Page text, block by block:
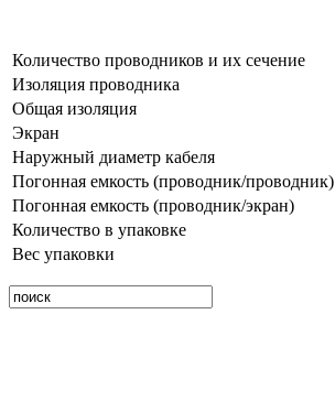
Количество проводников и их сечение
Изоляция проводника
Общая изоляция
Экран
Наружный диаметр кабеля
Погонная емкость (проводник/проводник)
Погонная емкость (проводник/экран)
Количество в упаковке
Вес упаковки